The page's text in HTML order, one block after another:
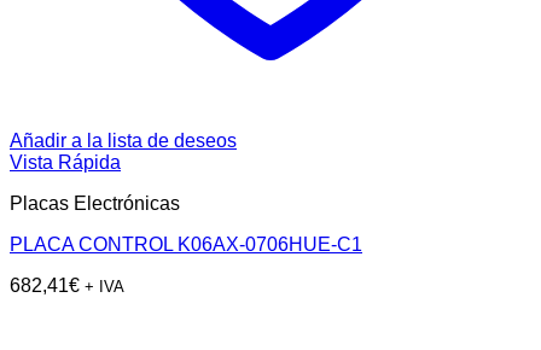
Añadir a la lista de deseos
Vista Rápida
Placas Electrónicas
PLACA CONTROL K06AX-0706HUE-C1
682,41€ + IVA